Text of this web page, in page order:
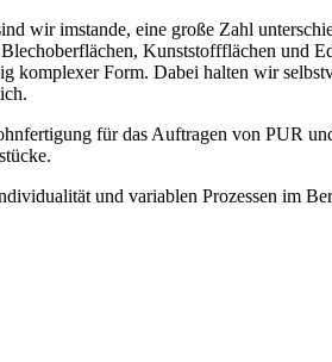
wir imstande, eine große Zahl
Kunststoffflächen und
Form. Dabei halten wir
für das Auftragen von PUR
und variablen Prozessen im